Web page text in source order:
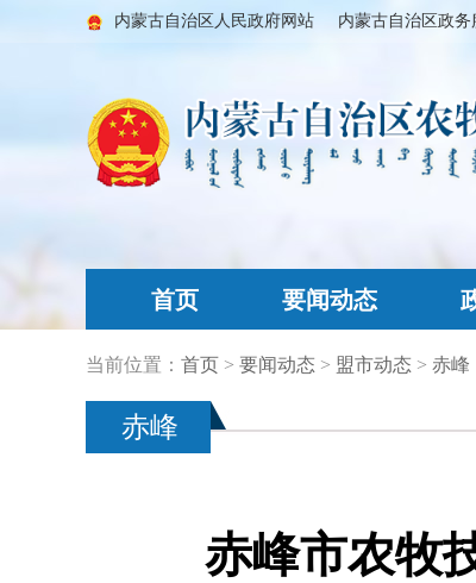
内蒙古自治区人民政府网站 内蒙古自治区政务
首页 要闻动态
当前位置： 首页 > 要闻动态 > 盟市动态 > 赤峰
赤峰
赤峰市农牧